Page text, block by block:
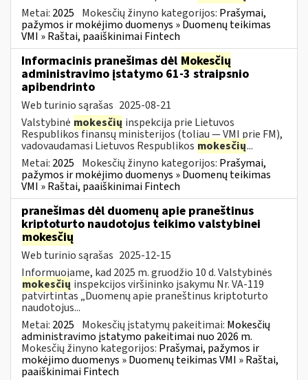
Metai: 2025 Mokesčių žinyno kategorijos: Prašymai,
pažymos ir mokėjimo duomenys » Duomenų teikimas
VMI » Raštai, paaiškinimai Fintech
Informacinis pranešimas dėl Mokesčių
administravimo įstatymo 61-3 straipsnio
apibendrinto
Web turinio sąrašas 2025-08-21
Valstybinė mokesčių inspekcija prie Lietuvos
Respublikos finansų ministerijos (toliau — VMI prie FM),
vadovaudamasi Lietuvos Respublikos mokesčių...
Metai: 2025 Mokesčių žinyno kategorijos: Prašymai,
pažymos ir mokėjimo duomenys » Duomenų teikimas
VMI » Raštai, paaiškinimai Fintech
pranešimas dėl duomenų apie praneštinus
kriptoturto naudotojus teikimo valstybinei
mokesčių
Web turinio sąrašas 2025-12-15
Informuojame, kad 2025 m. gruodžio 10 d. Valstybinės
mokesčių inspekcijos viršininko įsakymu Nr. VA-119
patvirtintas „Duomenų apie praneštinus kriptoturto
naudotojus...
Metai: 2025 Mokesčių įstatymų pakeitimai: Mokesčių
administravimo įstatymo pakeitimai nuo 2026 m.
Mokesčių žinyno kategorijos: Prašymai, pažymos ir
mokėjimo duomenys » Duomenų teikimas VMI » Raštai,
paaiškinimai Fintech